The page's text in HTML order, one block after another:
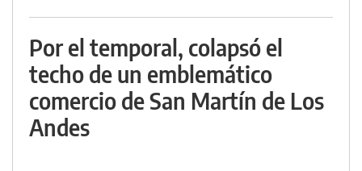
Por el temporal, colapsó el
techo de un emblemático
comercio de San Martín de Los
Andes